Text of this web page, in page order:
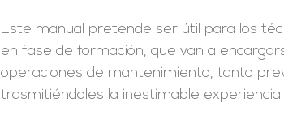
Este manual pretende ser útil para los
en fase de formación, que van a
operaciones de mantenimiento, tanto
trasmitiéndoles la inestimable experiencia